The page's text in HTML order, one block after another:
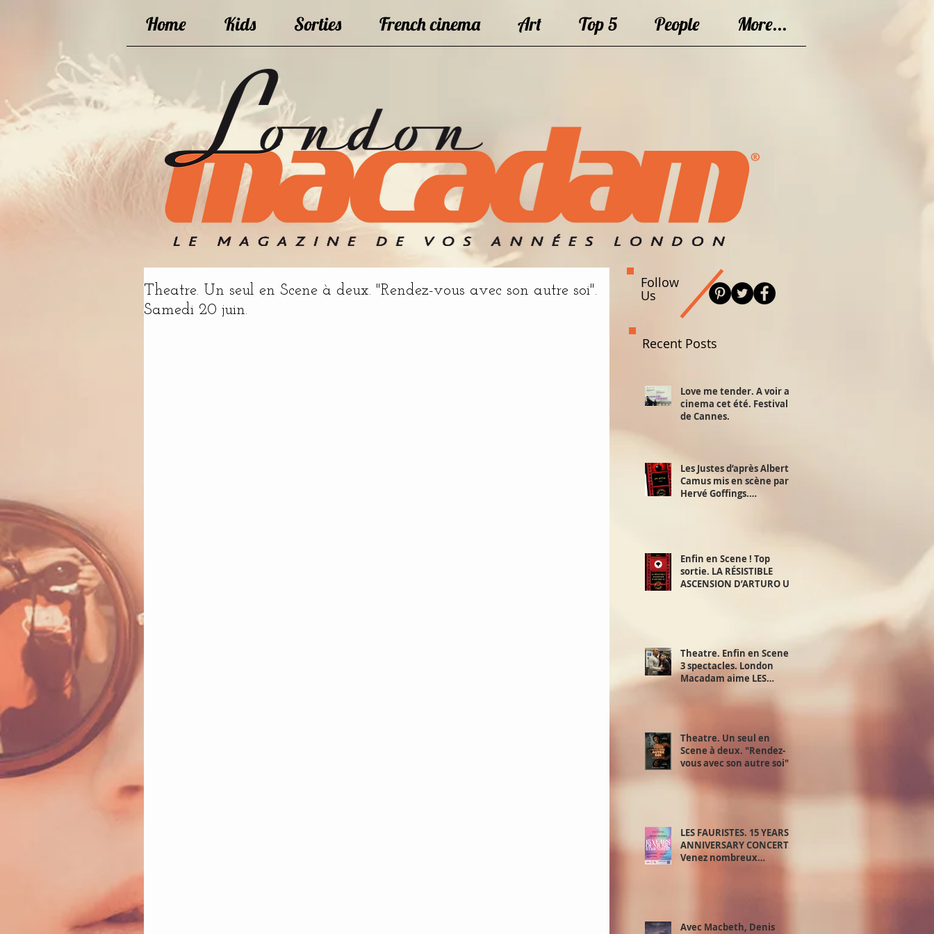
Home Kids Sorties French cinema Art Top 5 People More...
Theatre. Un seul en Scene à deux. "Rendez-vous avec son autre soi".
Samedi 20 juin.
Follow
Us
Recent Posts
Love me tender. A voir au
cinema cet été. Festival
de Cannes.
Les Justes d’après Albert
Camus mis en scène par
Hervé Goffings.
Enfin en Scene ! Top
sortie. LA RÉSISTIBLE
ASCENSION D’ARTURO UI.
Theatre. Enfin en Scene !
3 spectacles. London
Macadam aime LES
Exchange Theatre. 28,29
Theatre. Un seul en
Scene à deux. "Rendez-
vous avec son autre soi".
LES FAURISTES. 15 YEARS
ANNIVERSARY CONCERT.
Venez nombreux
Avec Macbeth, Denis